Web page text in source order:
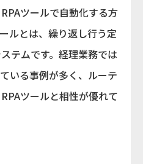
ツールで自動化する方
ルとは、繰り返し行う定
テムです。経理業務では
いる事例が多く、ルーテ
ツールと相性が優れて